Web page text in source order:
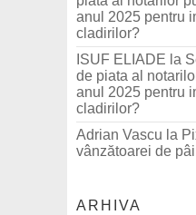
anul 2025 pentru
cladirilor?
ISUF ELIADE la
de piata al
anul 2025 pentru
cladirilor?
Adrian Vascu la
vânzătoarei de
ARHIVA